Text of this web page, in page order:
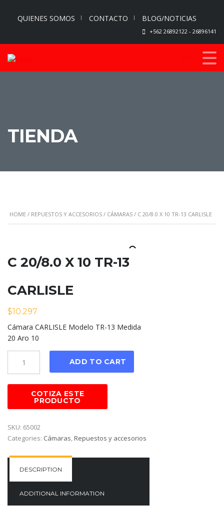
QUIENES SOMOS CONTACTO BLOG/NOTICIAS
+562 26892122 - 26896141
TIENDA
HOME / REPUESTOS Y ACCESORIOS / CÁMARAS / C 20/8.0 X 10 TR-13 CARLISLE
C 20/8.0 X 10 TR-13
CARLISLE
$10.297
Cámara CARLISLE Modelo TR-13 Medida
20 Aro 10
ADD TO CART
SKU: 65002
Categories: Cámaras,Repuestos y accesorios
DESCRIPTION
ADDITIONAL INFORMATION